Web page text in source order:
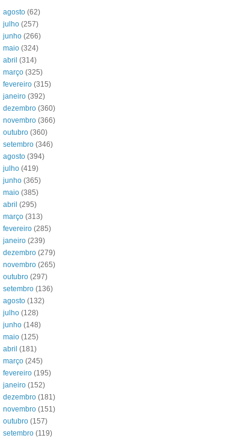
agosto (62)
julho (257)
junho (266)
maio (324)
abril (314)
março (325)
fevereiro (315)
janeiro (392)
dezembro (360)
novembro (366)
outubro (360)
setembro (346)
agosto (394)
julho (419)
junho (365)
maio (385)
abril (295)
março (313)
fevereiro (285)
janeiro (239)
dezembro (279)
novembro (265)
outubro (297)
setembro (136)
agosto (132)
julho (128)
junho (148)
maio (125)
abril (181)
março (245)
fevereiro (195)
janeiro (152)
dezembro (181)
novembro (151)
outubro (157)
setembro (119)